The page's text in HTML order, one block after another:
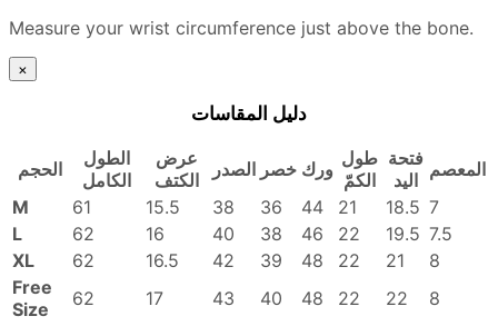
Measure your wrist circumference just above the bone.
×
دليل المقاسات
الحجم
الطول
الكامل
عرض
الكتف
الصدر خصر ورك طول
الكمّ
فتحة
اليد المعصم
M
61 15.5 38 36 44 21 18.5 7
L
62 16 40 38 46 22 19.5 7.5
XL
62 16.5 42 39 48 22 21
8
Free
Size
62 17 43 40 48 22 22 8